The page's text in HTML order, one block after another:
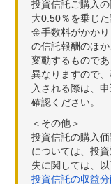
投資信託ご購入
大0.50％を乗じ
金手数料がかか
の信託報酬のほ
変動するもので
異なりますので
入される際は、
確認ください。
＜その他＞
投資信託の購入
については、投
失に関しては、以
投資信託の収益